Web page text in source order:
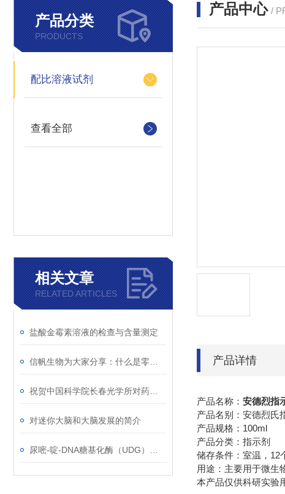
产品分类
PRODUCTS
配比溶液试剂
查看全部
相关文章
RELATED ARTICLES
盐酸金霉素溶液的检查与含量测定
对迷你大脑和大脑发展的简介
产品中心 /
产品详情
产品名称： 安德烈指
产品名别：安德烈氏
产品规格：100ml
产品分类：指示剂
储存条件：室温，12
用途：主要用于微生
本产品仅供科研实验